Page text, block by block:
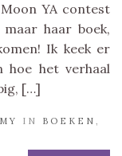
YA contest
haar boek,
Ik keek er
hoe het verhaal
[…]
IN BOEKEN ,